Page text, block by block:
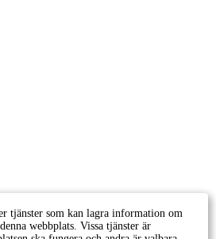
tjänster som kan lagra information om
webbplats. Vissa tjänster är